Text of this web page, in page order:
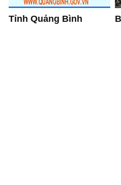
Tỉnh Quảng Bình